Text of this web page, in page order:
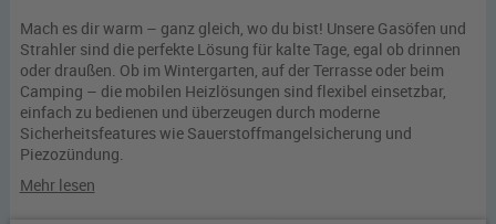
Mach es dir warm – ganz gleich, wo du bist! Unsere Gasöfen und
Strahler sind die perfekte Lösung für kalte Tage, egal ob drinnen
oder draußen. Ob im Wintergarten, auf der Terrasse oder beim
Camping – die mobilen Heizlösungen sind flexibel einsetzbar,
einfach zu bedienen und überzeugen durch moderne
Sicherheitsfeatures wie Sauerstoffmangelsicherung und
Piezozündung.
Mehr lesen